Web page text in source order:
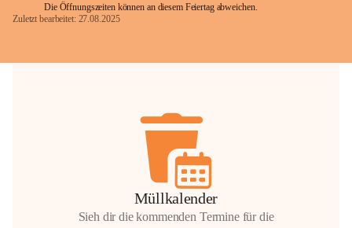
Glück Auf!
GmbH
anrainer-service@omv.com
Bei Fragen, Anliegen oder Beschwerden.
Die Öffnungszeiten können an diesem Feiertag abweichen.
Zuletzt bearbeitet: 27.08.2025
Müllkalender
Sieh dir die kommenden Termine für die